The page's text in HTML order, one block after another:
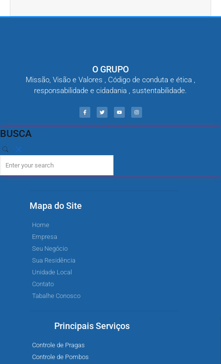
O GRUPO
Missão, Visão e Valores , Código de conduta e ética ,
responsabilidade e cidadania , sustentabilidade.
BUSCA
Mapa do Site
Home
Empresa
Seu Negócio
Sua Residência
Unidade Local
Contato
Tabalhe Conosco
Principais Serviços
Controle de Pragas
Controle de Pombos